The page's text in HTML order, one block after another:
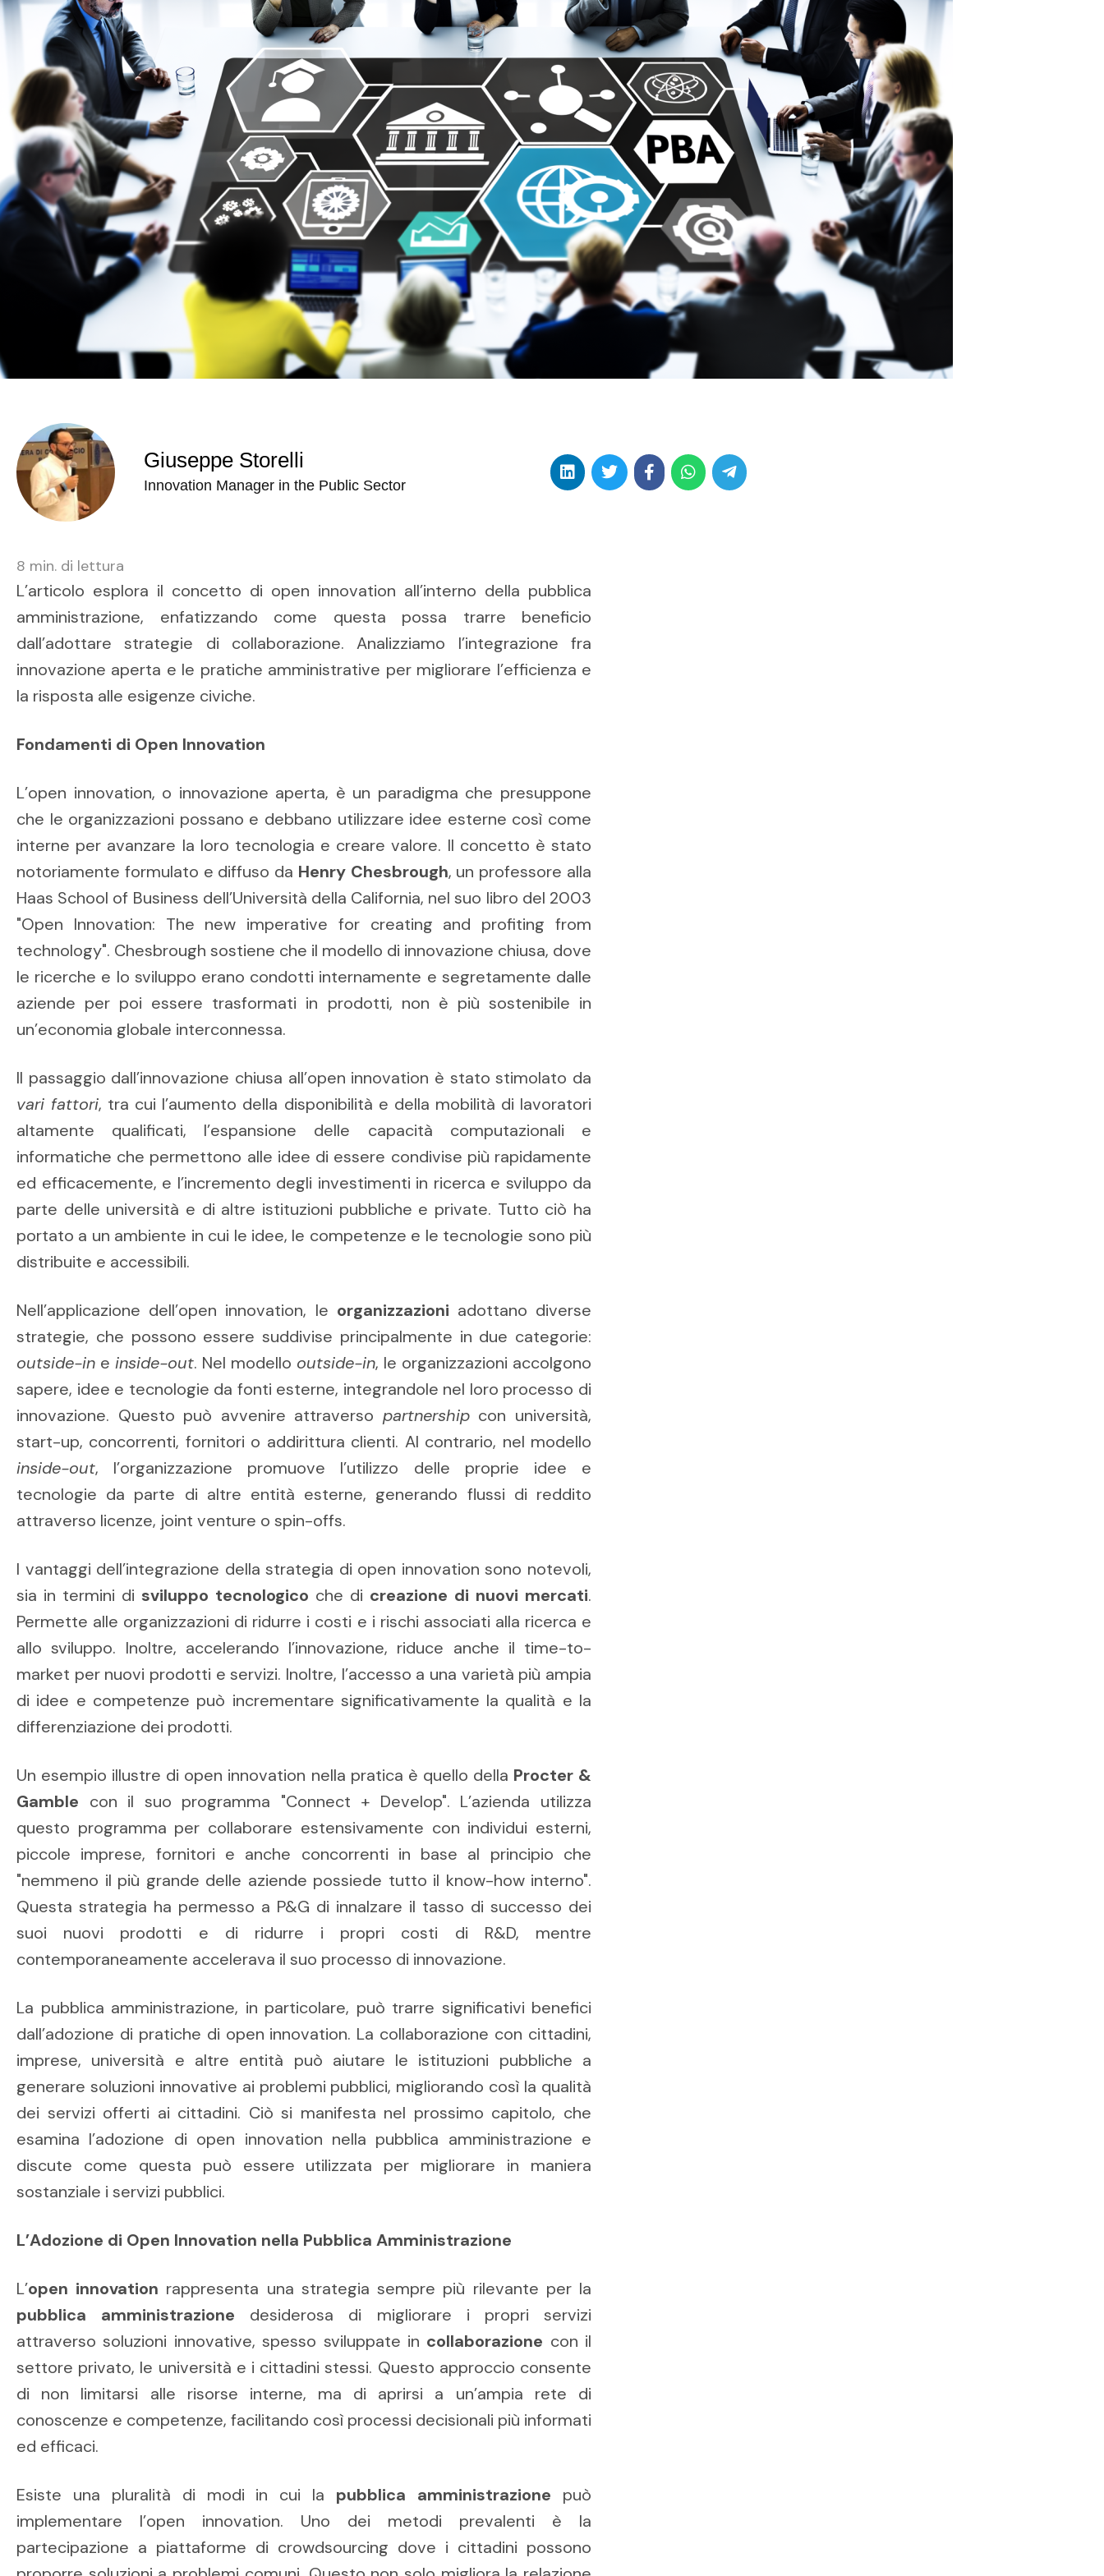
Giuseppe Storelli
Innovation Manager in the Public Sector
8 min. di lettura
L’articolo esplora il concetto di open innovation all’interno della pubblica
amministrazione, enfatizzando come questa possa trarre beneficio
dall’adottare strategie di collaborazione. Analizziamo l’integrazione fra
innovazione aperta e le pratiche amministrative per migliorare l’efficienza e
la risposta alle esigenze civiche.
Fondamenti di Open Innovation
L’open innovation, o innovazione aperta, è un paradigma che presuppone
che le organizzazioni possano e debbano utilizzare idee esterne così come
interne per avanzare la loro tecnologia e creare valore. Il concetto è stato
notoriamente formulato e diffuso da Henry Chesbrough, un professore alla
Haas School of Business dell’Università della California, nel suo libro del 2003
"Open Innovation: The new imperative for creating and profiting from
technology". Chesbrough sostiene che il modello di innovazione chiusa, dove
le ricerche e lo sviluppo erano condotti internamente e segretamente dalle
aziende per poi essere trasformati in prodotti, non è più sostenibile in
un’economia globale interconnessa.
Il passaggio dall’innovazione chiusa all’open innovation è stato stimolato da
vari fattori, tra cui l’aumento della disponibilità e della mobilità di lavoratori
altamente qualificati, l’espansione delle capacità computazionali e
informatiche che permettono alle idee di essere condivise più rapidamente
ed efficacemente, e l’incremento degli investimenti in ricerca e sviluppo da
parte delle università e di altre istituzioni pubbliche e private. Tutto ciò ha
portato a un ambiente in cui le idee, le competenze e le tecnologie sono più
distribuite e accessibili.
Nell’applicazione dell’open innovation, le organizzazioni adottano diverse
strategie, che possono essere suddivise principalmente in due categorie:
outside-in e inside-out. Nel modello outside-in, le organizzazioni accolgono
sapere, idee e tecnologie da fonti esterne, integrandole nel loro processo di
innovazione. Questo può avvenire attraverso partnershipcon università,
start-up, concorrenti, fornitori o addirittura clienti. Al contrario, nel modello
inside-out, l’organizzazione promuove l’utilizzo delle proprie idee e
tecnologie da parte di altre entità esterne, generando flussi di reddito
attraverso licenze, joint venture o spin-offs.
I vantaggi dell’integrazione della strategia di open innovation sono notevoli,
sia in termini di sviluppo tecnologico che di creazione di nuovi mercati.
Permette alle organizzazioni di ridurre i costi e i rischi associati alla ricerca e
allo sviluppo. Inoltre, accelerando l’innovazione, riduce anche il time-to-
market per nuovi prodotti e servizi. Inoltre, l’accesso a una varietà più ampia
di idee e competenze può incrementare significativamente la qualità e la
differenziazione dei prodotti.
Un esempio illustre di open innovation nella pratica è quello della Procter &
Gamble con il suo programma "Connect + Develop". L’azienda utilizza
questo programma per collaborare estensivamente con individui esterni,
piccole imprese, fornitori e anche concorrenti in base al principio che
"nemmeno il più grande delle aziende possiede tutto il know-how interno".
Questa strategia ha permesso a P&G di innalzare il tasso di successo dei
suoi nuovi prodotti e di ridurre i propri costi di R&D, mentre
contemporaneamente accelerava il suo processo di innovazione.
La pubblica amministrazione, in particolare, può trarre significativi benefici
dall’adozione di pratiche di open innovation. La collaborazione con cittadini,
imprese, università e altre entità può aiutare le istituzioni pubbliche a
generare soluzioni innovative ai problemi pubblici, migliorando così la qualità
dei servizi offerti ai cittadini. Ciò si manifesta nel prossimo capitolo, che
esamina l’adozione di open innovation nella pubblica amministrazione e
discute come questa può essere utilizzata per migliorare in maniera
sostanziale i servizi pubblici.
L’Adozione di Open Innovation nella Pubblica Amministrazione
L’open innovation rappresenta una strategia sempre più rilevante per la
pubblica amministrazione desiderosa di migliorare i propri servizi
attraverso soluzioni innovative, spesso sviluppate in collaborazione con il
settore privato, le università e i cittadini stessi. Questo approccio consente
di non limitarsi alle risorse interne, ma di aprirsi a un’ampia rete di
conoscenze e competenze, facilitando così processi decisionali più informati
ed efficaci.
Esiste una pluralità di modi in cui la pubblica amministrazione può
implementare l’open innovation. Uno dei metodi prevalenti è la
partecipazione a piattaforme di crowdsourcing dove i cittadini possono